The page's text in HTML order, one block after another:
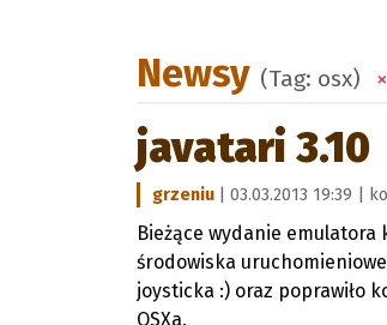
Newsy (Tag: osx)
javatari 3.10
grzeniu | 03.03.2013 19:39 |
Bieżące wydanie
środowiska
joysticka :) oraz poprawiło
OSXa.